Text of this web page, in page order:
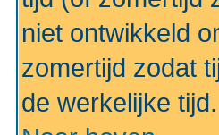
niet ontwikkeld
zomertijd zodat
de werkelijke tijd.